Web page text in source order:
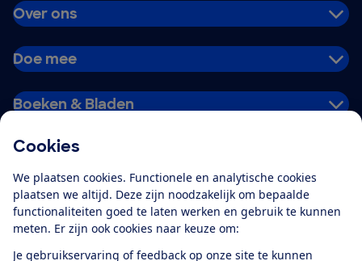
Cookies
We plaatsen cookies. Functionele en analytische cookies
plaatsen we altijd. Deze zijn noodzakelijk om bepaalde
functionaliteiten goed te laten werken en gebruik te kunnen
meten. Er zijn ook cookies naar keuze om:
Je gebruikservaring of feedback op onze site te kunnen
Over ons
Doe mee
Boeken & Bladen
Alles over de